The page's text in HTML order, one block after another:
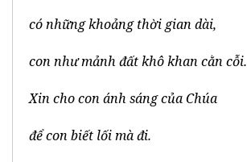
có những khoảng thời gian dài,
con như mảnh đất khô khan cằn cỗi.
Xin cho con ánh sáng của Chúa
để con biết lối mà đi.